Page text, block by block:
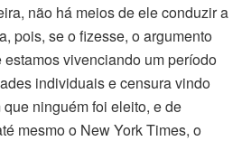
não há meios de ele conduzir a
pois, se o fizesse, o argumento
estamos vivenciando um período
individuais e censura vindo
ninguém foi eleito, e de
mesmo o New York Times, o